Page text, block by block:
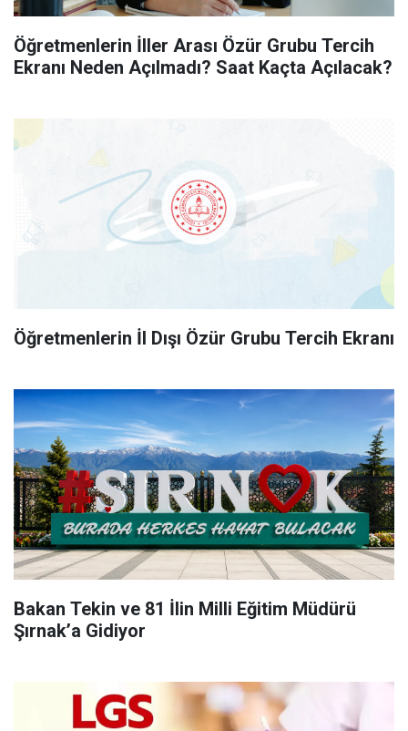
Öğretmenlerin İller Arası Özür Grubu Tercih
Ekranı Neden Açılmadı? Saat Kaçta Açılacak?
Öğretmenlerin İl Dışı Özür Grubu Tercih Ekranı
Bakan Tekin ve 81 İlin Milli Eğitim Müdürü
Şırnak’a Gidiyor